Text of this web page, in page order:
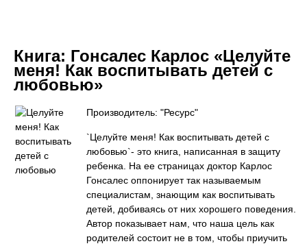
Книга: Гонсалес Карлос «Целуйте
меня! Как воспитывать детей с
любовью»
Производитель: "Ресурс"
`Целуйте меня! Как воспитывать детей с
любовью`- это книга, написанная в защиту
ребенка. На ее страницах доктор Карлос
Гонсалес оппонирует так называемым
специалистам, знающим как воспитывать
детей, добиваясь от них хорошего поведения.
Автор показывает нам, что наша цель как
родителей состоит не в том, чтобы приучить